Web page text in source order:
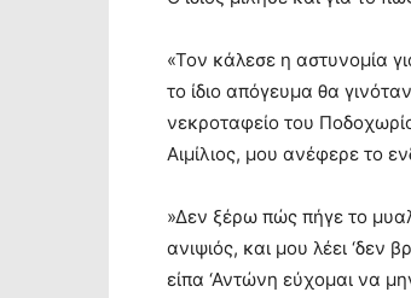
«Τον κάλεσε η αστυνομία
το ίδιο απόγευμα θα
νεκροταφείο του
Αιμίλιος, μου ανέφερε το
»Δεν ξέρω πώς πήγε το
ανιψιός, και μου λέει ‘δεν
είπα ‘Αντώνη εύχομαι να